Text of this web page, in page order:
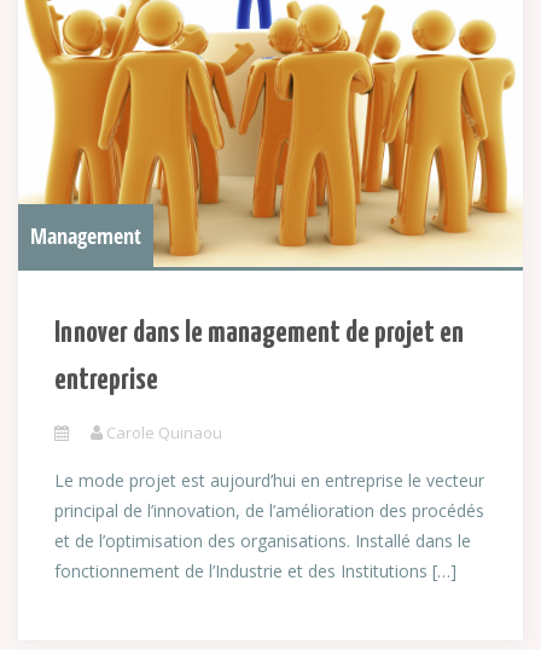
Management
Innover dans le management de projet en
entreprise
Carole Quinaou
Le mode projet est aujourd’hui en entreprise le vecteur
principal de l’innovation, de l’amélioration des procédés
et de l’optimisation des organisations. Installé dans le
fonctionnement de l’Industrie et des Institutions […]